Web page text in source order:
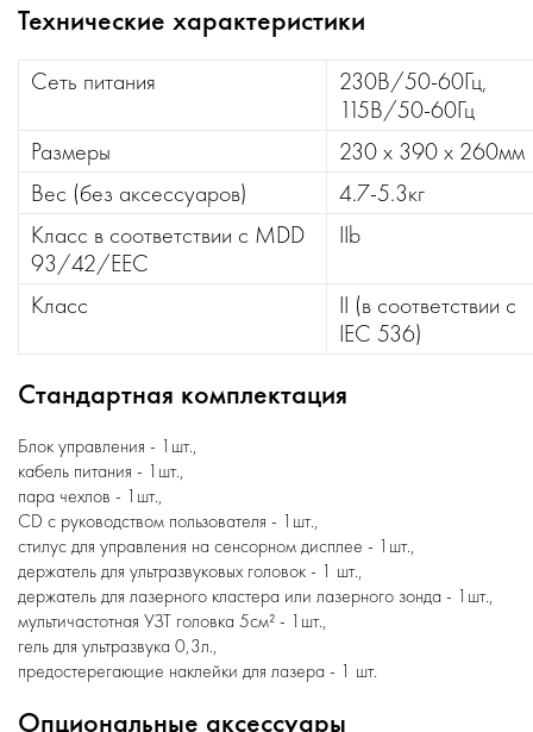
Технические характеристики
Сеть питания
230В/50-60Гц,
115В/50-60Гц
Размеры
230 x 390 x 260мм
Вес (без аксессуаров)
4.7-5.3кг
Класс в соответствии с MDD
93/42/EEC
IIb
Класс
II (в соответствии с
IEC 536)
Стандартная комплектация
Блок управления - 1шт.,
кабель питания - 1шт.,
пара чехлов - 1шт.,
CD с руководством пользователя - 1шт.,
стилус для управления на сенсорном дисплее - 1шт.,
держатель для ультразвуковых головок - 1 шт.,
держатель для лазерного кластера или лазерного зонда - 1шт.,
мультичастотная УЗТ головка 5см² - 1шт.,
гель для ультразвука 0,3л.,
предостерегающие наклейки для лазера - 1 шт.
Опциональные аксессуары